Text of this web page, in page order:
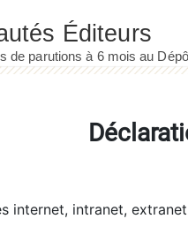
internet, intranet,